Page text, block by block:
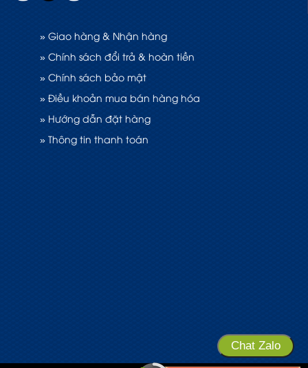
» Giao hàng & Nhận hàng
» Chính sách đổi trả & hoàn tiền
» Chính sách bảo mật
» Điều khoản mua bán hàng hóa
» Hướng dẫn đặt hàng
» Thông tin thanh toán
Chat Zalo